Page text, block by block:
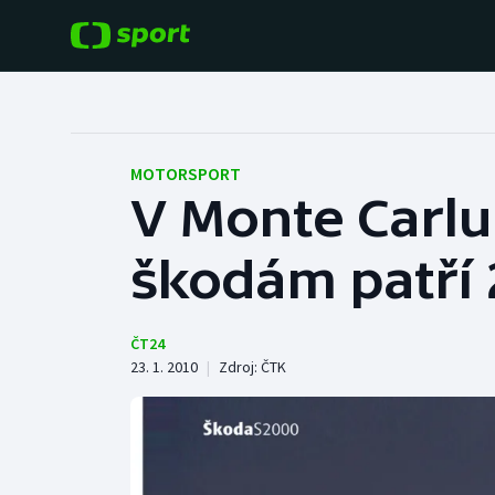
Hokej
Tenis
Cyklistika
Baseball a softbal
Basketbal
Boby a skeleton
MOTORSPORT
V Monte
škodám patří
ČT24
23. 1. 2010 | Zdroj: ČTK